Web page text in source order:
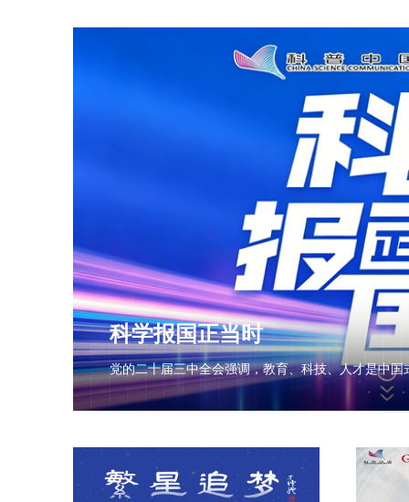
科学报国正当时
党的二十届三中全会强调，教育、科技、人才是中